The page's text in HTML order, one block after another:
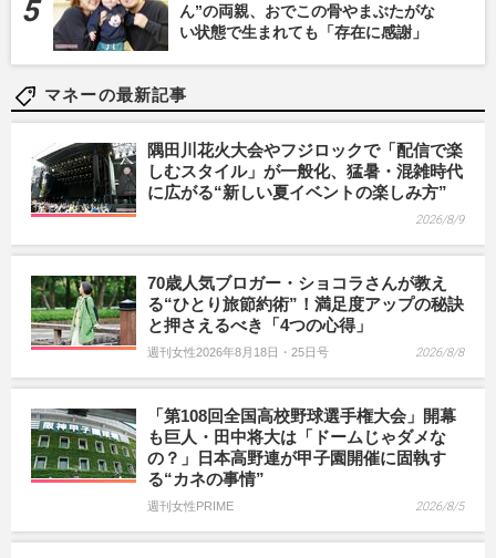
ん”の両親、おでこの骨やまぶたがな
い状態で生まれても「存在に感謝」
マネーの最新記事
隅田川花火大会やフジロックで「配信で楽
しむスタイル」が一般化、猛暑・混雑時代
に広がる“新しい夏イベントの楽しみ方”
2026/8/9
70歳人気ブロガー・ショコラさんが教え
る“ひとり旅節約術”！満足度アップの秘訣
と押さえるべき「4つの心得」
週刊女性2026年8月18日・25日号 2026/8/8
「第108回全国高校野球選手権大会」開幕
も巨人・田中将大は「ドームじゃダメな
の？」日本高野連が甲子園開催に固執す
る“カネの事情”
週刊女性PRIME 2026/8/5